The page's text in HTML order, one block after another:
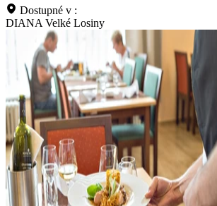
Dostupné v :
DIANA Velké Losiny